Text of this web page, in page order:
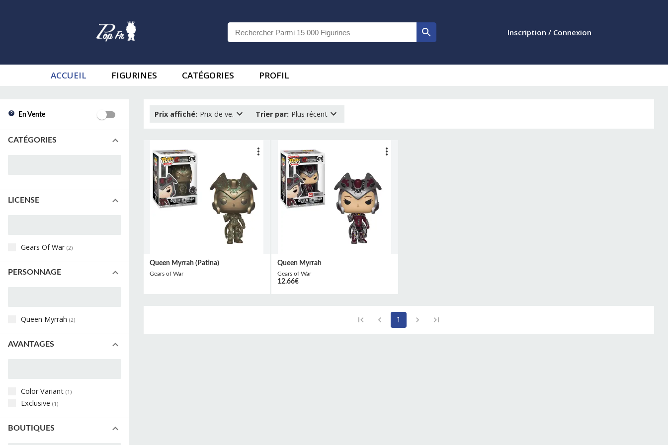
Inscription / Connexion
ACCUEIL FIGURINES CATÉGORIES PROFIL
En Vente
CATÉGORIES
LICENSE
Gears Of War (2)
PERSONNAGE
Queen Myrrah (2)
AVANTAGES
Color Variant (1 )
Exclusive (1 )
BOUTIQUES
Prix affiché: Prix de ve. Trier par: Plus récent
Queen Myrrah (Patina)
Gears of War
Queen Myrrah
Gears of War
12.66€
1